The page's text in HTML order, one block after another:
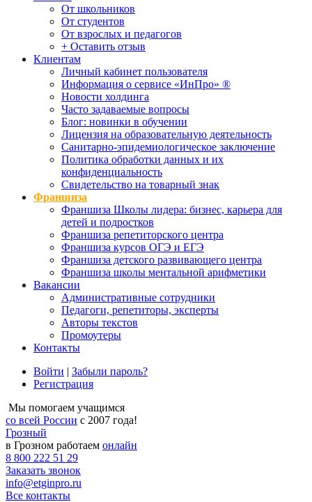
От школьников
От студентов
От взрослых и педагогов
+ Оставить отзыв
Клиентам
Личный кабинет пользователя
Информация о сервисе «ИнПро» ®
Новости холдинга
Часто задаваемые вопросы
Блог: новинки в обучении
Лицензия на образовательную деятельность
Санитарно-эпидемиологическое заключение
Политика обработки данных и их
конфиденциальность
Свидетельство на товарный знак
Франшиза
Франшиза Школы лидера: бизнес, карьера для
детей и подростков
Франшиза репетиторского центра
Франшиза курсов ОГЭ и ЕГЭ
Франшиза детского развивающего центра
Франшиза школы ментальной арифметики
Вакансии
Административные сотрудники
Педагоги, репетиторы, эксперты
Авторы текстов
Промоутеры
Контакты
Войти | Забыли пароль?
Регистрация
Мы помогаем учащимся
со всей России с 2007 года!
Грозный
в Грозном работаем онлайн
8 800 222 51 29
Заказать звонок
info@etginpro.ru
Все контакты